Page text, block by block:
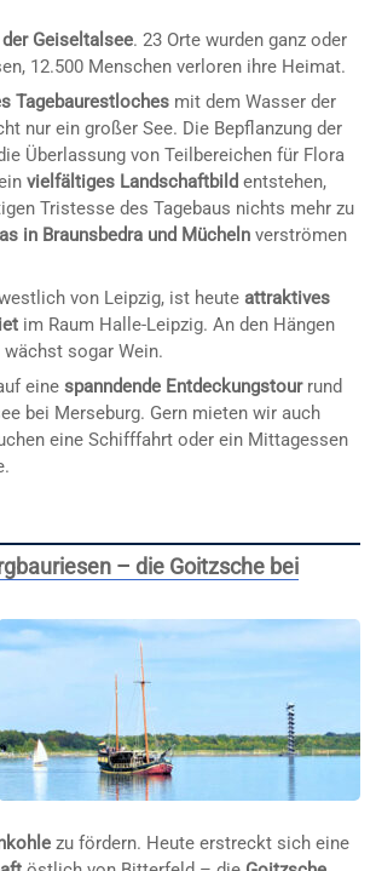
Geiseltalsee. 23 Orte wurden ganz oder
12.500 Menschen verloren ihre Heimat.
Tagebaurestlochesmit dem Wasser der
nur ein großer See. Die Bepflanzung der
Überlassung von Teilbereichen für Flora
vielfältiges Landschaftbild entstehen,
Tristesse des Tagebaus nichts mehr zu
in Braunsbedra und Müchelnverströmen
von Leipzig, ist heute attraktives
im Raum Halle-Leipzig. An den Hängen
sogar Wein.
eine spanndende Entdeckungstourrund
bei Merseburg. Gern mieten wir auch
eine Schifffahrt oder ein Mittagessen
– die Goitzsche bei
zu fördern. Heute erstreckt sich eine